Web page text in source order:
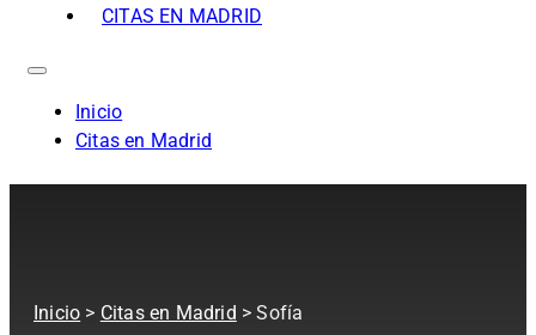
CITAS EN MADRID
Inicio
Citas en Madrid
Inicio > Citas en Madrid > Sofía